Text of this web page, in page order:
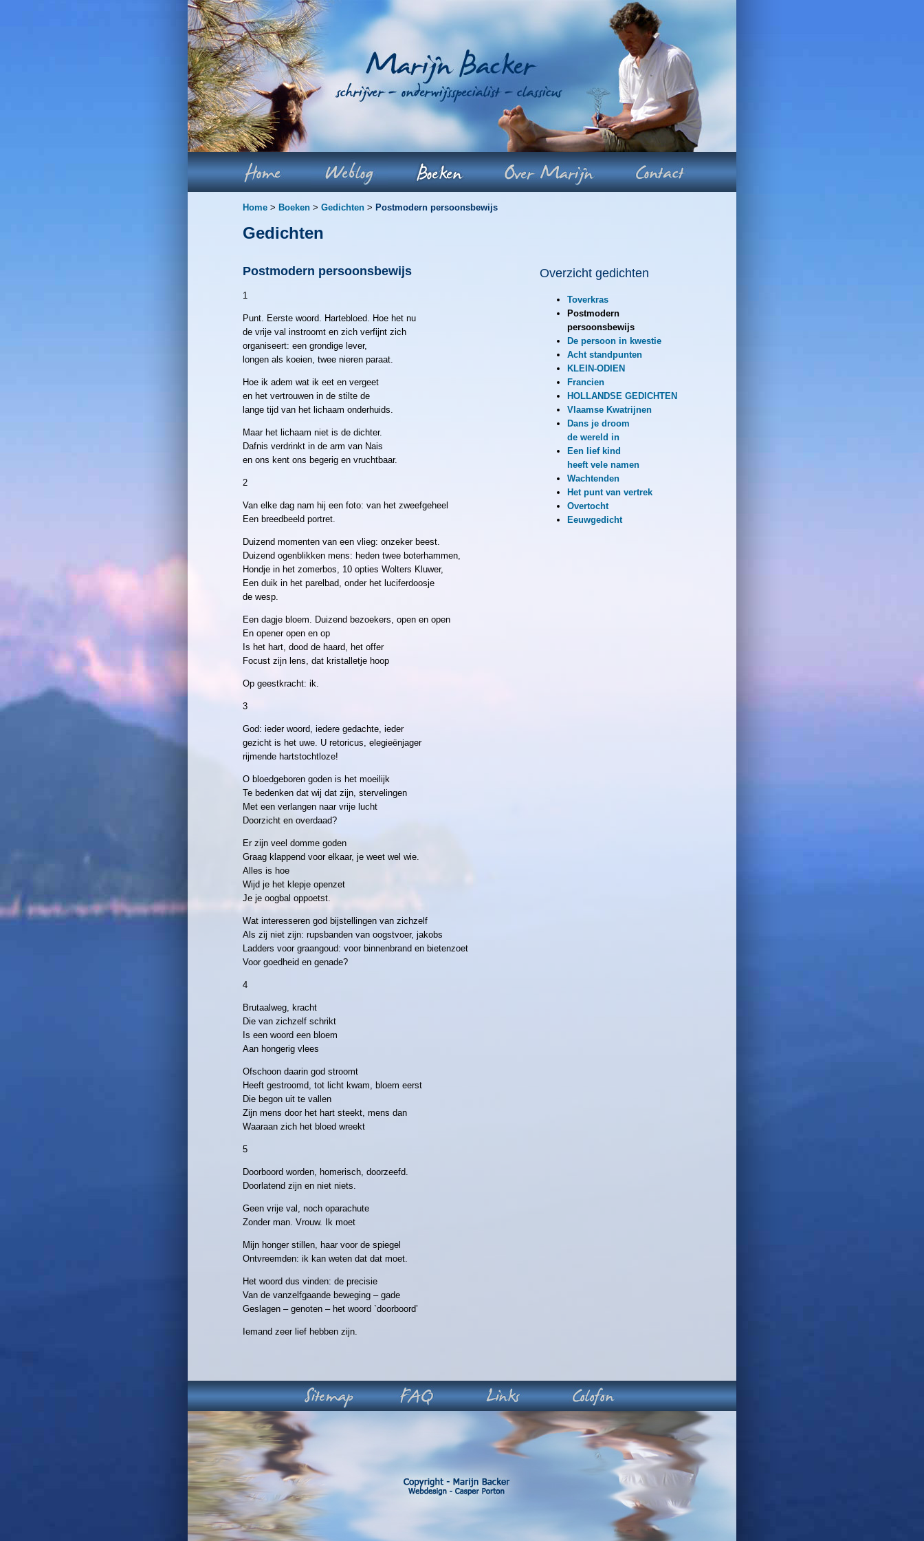
Home > Boeken > Gedichten > Postmodern persoonsbewijs
Gedichten
Postmodern persoonsbewijs
1
Punt. Eerste woord. Hartebloed. Hoe het nu
de vrije val instroomt en zich verfijnt zich
organiseert: een grondige lever,
longen als koeien, twee nieren paraat.
Hoe ik adem wat ik eet en vergeet
en het vertrouwen in de stilte de
lange tijd van het lichaam onderhuids.
Maar het lichaam niet is de dichter.
Dafnis verdrinkt in de arm van Nais
en ons kent ons begerig en vruchtbaar.
2
Van elke dag nam hij een foto: van het zweefgeheel
Een breedbeeld portret.
Duizend momenten van een vlieg: onzeker beest.
Duizend ogenblikken mens: heden twee boterhammen,
Hondje in het zomerbos, 10 opties Wolters Kluwer,
Een duik in het parelbad, onder het luciferdoosje
de wesp.
Een dagje bloem. Duizend bezoekers, open en open
En opener open en op
Is het hart, dood de haard, het offer
Focust zijn lens, dat kristalletje hoop
Op geestkracht: ik.
3
God: ieder woord, iedere gedachte, ieder
gezicht is het uwe. U retoricus, elegieënjager
rijmende hartstochtloze!
O bloedgeboren goden is het moeilijk
Te bedenken dat wij dat zijn, stervelingen
Met een verlangen naar vrije lucht
Doorzicht en overdaad?
Er zijn veel domme goden
Graag klappend voor elkaar, je weet wel wie.
Alles is hoe
Wijd je het klepje openzet
Je je oogbal oppoetst.
Wat interesseren god bijstellingen van zichzelf
Als zij niet zijn: rupsbanden van oogstvoer, jakobs
Ladders voor graangoud: voor binnenbrand en bietenzoet
Voor goedheid en genade?
4
Brutaalweg, kracht
Die van zichzelf schrikt
Is een woord een bloem
Aan hongerig vlees
Ofschoon daarin god stroomt
Heeft gestroomd, tot licht kwam, bloem eerst
Die begon uit te vallen
Zijn mens door het hart steekt, mens dan
Waaraan zich het bloed wreekt
5
Doorboord worden, homerisch, doorzeefd.
Doorlatend zijn en niet niets.
Geen vrije val, noch oparachute
Zonder man. Vrouw. Ik moet
Mijn honger stillen, haar voor de spiegel
Ontvreemden: ik kan weten dat dat moet.
Het woord dus vinden: de precisie
Van de vanzelfgaande beweging – gade
Geslagen – genoten – het woord `doorboord’
Iemand zeer lief hebben zijn.
Overzicht gedichten
Toverkras
Postmodern
persoonsbewijs
De persoon in kwestie
Acht standpunten
KLEIN-ODIEN
Francien
HOLLANDSE GEDICHTEN
Vlaamse Kwatrijnen
Dans je droom
de wereld in
Een lief kind
heeft vele namen
Wachtenden
Het punt van vertrek
Overtocht
Eeuwgedicht